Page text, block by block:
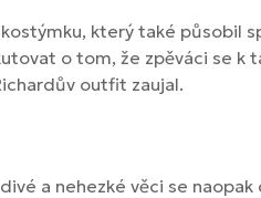
který také působil
o tom, že zpěváci se k
outfit zaujal.
a nehezké věci se